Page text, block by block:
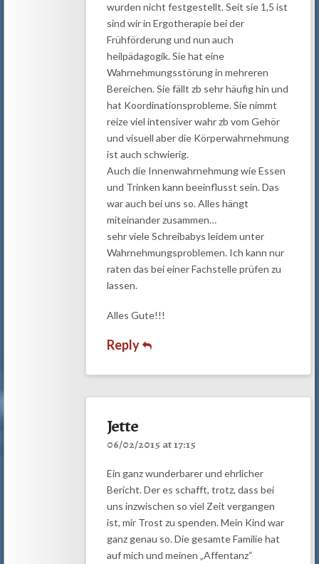
wurden nicht festgestellt. Seit sie 1,5 ist
sind wir in Ergotherapie bei der
Frühförderung und nun auch
heilpädagogik. Sie hat eine
Wahrnehmungsstörung in mehreren
Bereichen. Sie fällt zb sehr häufig hin und
hat Koordinationsprobleme. Sie nimmt
reize viel intensiver wahr zb vom Gehör
und visuell aber die Körperwahrnehmung
ist auch schwierig.
Auch die Innenwahrnehmung wie Essen
und Trinken kann beeinflusst sein. Das
war auch bei uns so. Alles hängt
miteinander zusammen…
sehr viele Schreibabys leidem unter
Wahrnehmungsproblemen. Ich kann nur
raten das bei einer Fachstelle prüfen zu
lassen.
Alles Gute!!!
Reply
Jette
06/02/2015 at 17:15
Ein ganz wunderbarer und ehrlicher
Bericht. Der es schafft, trotz, dass bei
uns inzwischen so viel Zeit vergangen
ist, mir Trost zu spenden. Mein Kind war
ganz genau so. Die gesamte Familie hat
auf mich und meinen „Affentanz“